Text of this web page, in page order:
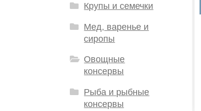
Крупы и семечки
Мед, варенье и
сиропы
Овощные
консервы
Рыба и рыбные
консервы